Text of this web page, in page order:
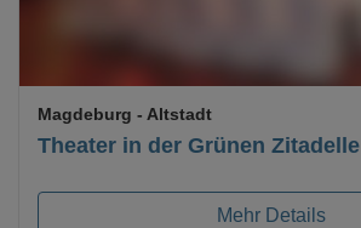
Theater in der Grünen Zitadelle
Magdeburg - Altstadt
Mehr Details